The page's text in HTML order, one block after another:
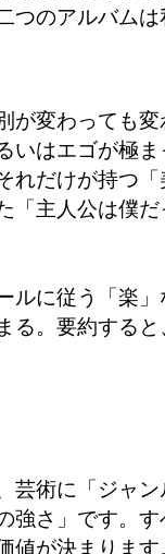
つのアルバム
が変わっても
いはエゴが極
れだけが持つ
「主人公は僕
ルに従う「楽
る。要約する
芸術に「ジャ
強さ」です。
値が決まりま